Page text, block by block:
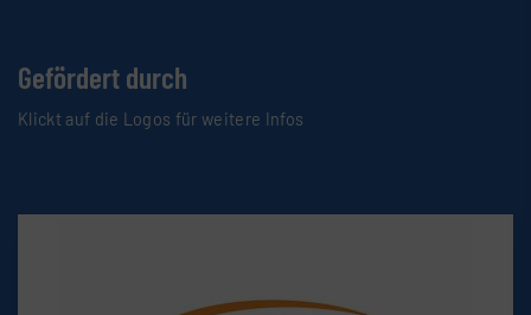
Gefördert durch
Klickt auf die Logos für weitere Infos